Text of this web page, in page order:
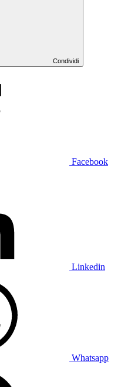
Condividi
Facebook
Linkedin
Whatsapp